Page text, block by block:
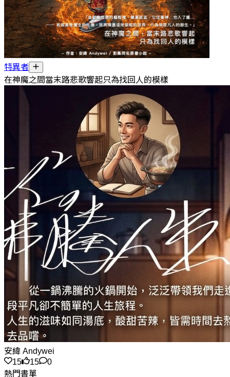
特異者
在神魔之間當末路悲歌響起只為找回人的模樣
安緯 Andywei
15
15
0
熱門書單